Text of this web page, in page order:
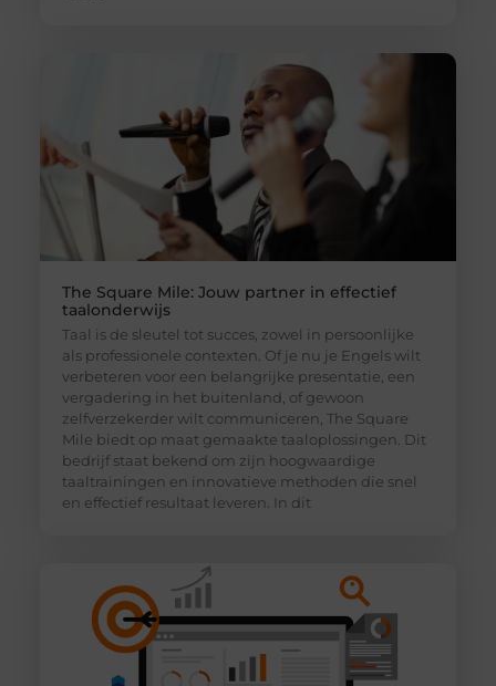
The Square Mile: Jouw partner in effectief
taalonderwijs
Taal is de sleutel tot succes, zowel in persoonlijke
als professionele contexten. Of je nu je Engels wilt
verbeteren voor een belangrijke presentatie, een
vergadering in het buitenland, of gewoon
zelfverzekerder wilt communiceren, The Square
Mile biedt op maat gemaakte taaloplossingen. Dit
bedrijf staat bekend om zijn hoogwaardige
taaltrainingen en innovatieve methoden die snel
en effectief resultaat leveren. In dit